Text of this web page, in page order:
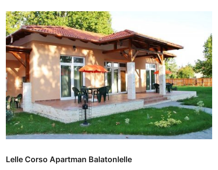
Lelle Corso Apartman Balatonlelle